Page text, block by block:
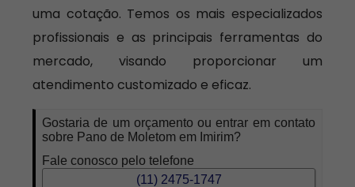
uma cotação. Temos os mais especializados
profissionais e as principais ferramentas do
mercado, visando proporcionar um
atendimento customizado e eficaz.
Gostaria de um orçamento ou entrar em contato
sobre Pano de Moletom em Imirim?
Fale conosco pelo telefone
(11) 2475-1747